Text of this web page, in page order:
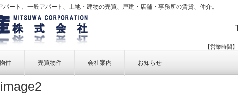
ート、一般アパート、土地・建物の売買、戸建・店舗・事務所の賃貸、仲介。
【営業時間
件
賃貸物件一覧
売買物件 会社案内 お知らせ
image2